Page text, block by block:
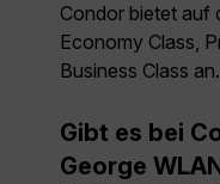
Condor bietet auf
Economy Class,
Business Class an.
Gibt es bei
George